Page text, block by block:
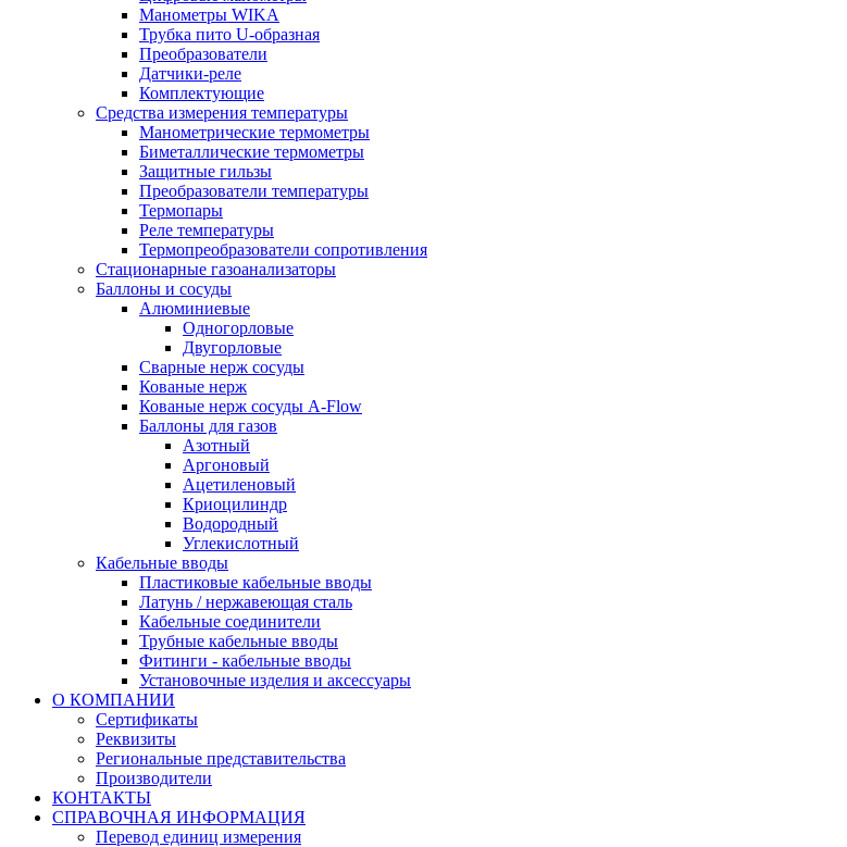
Манометры WIKA
Трубка пито U-образная
Преобразователи
Датчики-реле
Комплектующие
Средства измерения температуры
Манометрические термометры
Биметаллические термометры
Защитные гильзы
Преобразователи температуры
Термопары
Реле температуры
Термопреобразователи сопротивления
Стационарные газоанализаторы
Баллоны и сосуды
Алюминиевые
Одногорловые
Двугорловые
Сварные нерж сосуды
Кованые нерж
Кованые нерж сосуды A-Flow
Баллоны для газов
Азотный
Аргоновый
Ацетиленовый
Криоцилиндр
Водородный
Углекислотный
Кабельные вводы
Пластиковые кабельные вводы
Латунь / нержавеющая сталь
Кабельные соединители
Трубные кабельные вводы
Фитинги - кабельные вводы
Установочные изделия и аксессуары
О КОМПАНИИ
Сертификаты
Реквизиты
Региональные представительства
Производители
КОНТАКТЫ
СПРАВОЧНАЯ ИНФОРМАЦИЯ
Перевод единиц измерения